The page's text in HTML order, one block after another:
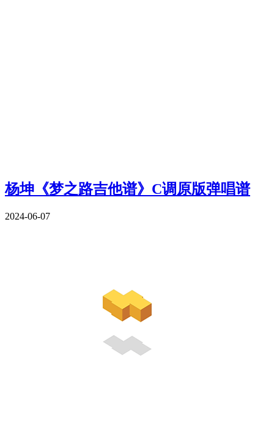
杨坤《梦之路吉他谱》C调原版弹唱谱
2024-06-07